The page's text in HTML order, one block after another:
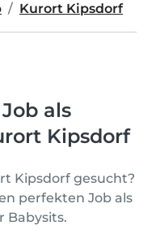
Kurort Kipsdorf
als
Kipsdorf
Kipsdorf gesucht?
perfekten Job als
Babysits.